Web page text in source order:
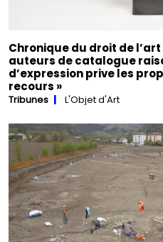
Chronique du droit de
auteurs de catalogue
d’expression prive les
recours »
Tribunes L'Objet d'Art